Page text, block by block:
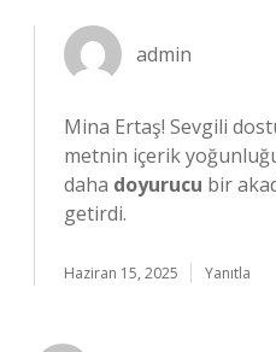
admin
Mina Ertaş! Sevgili
metnin içerik
daha doyurucu bir
getirdi.
Haziran 15, 2025 Yanıtla